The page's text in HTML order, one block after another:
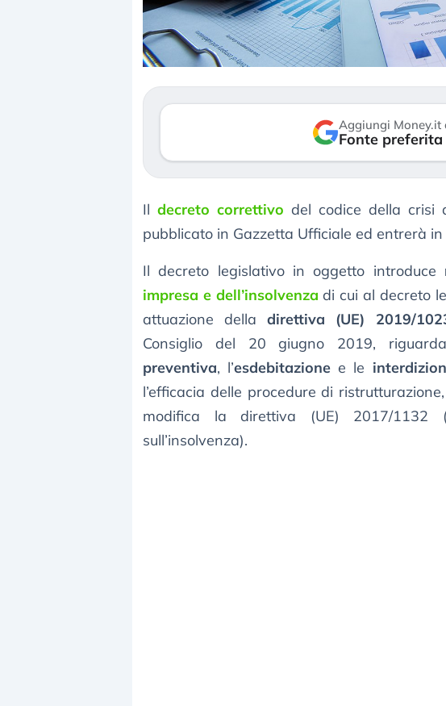
Aggiungi Money.it
Fonte preferita
Ildecreto correttivo del codice della crisi
pubblicato in Gazzetta Ufficiale ed entrerà
Il decreto legislativo in oggetto introduce
impresa e dell’insolvenza di cui al decreto
attuazione delladirettiva (UE) 2019/
Consiglio del 20 giugno 2019,
preventiva, l’esdebitazione e le
l’efficacia delle procedure di
modifica la direttiva (UE) 2017/1132
sull’insolvenza).
Dalle valutazioni estreme alla
correzione. Cosa sta guidando il
repricing degli asset?
mostrando segni di stanchezza
verso le (…)